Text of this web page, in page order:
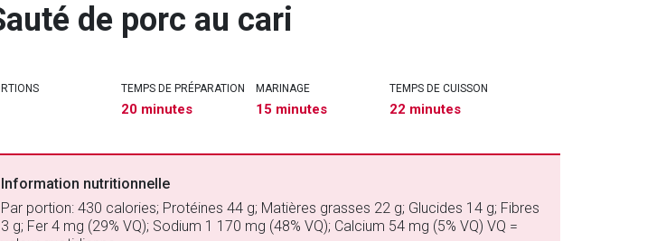
de porc au cari
TEMPS DE PRÉPARATION
20 minutes
MARINAGE
15 minutes
TEMPS DE CUISSON
22 minutes
Information nutritionnelle
Par portion: 430 calories; Protéines 44 g; Matières grasses 22 g; Glucides 14 g; Fibres
3 g; Fer 4 mg (29% VQ); Sodium 1 170 mg (48% VQ); Calcium 54 mg (5% VQ) VQ =